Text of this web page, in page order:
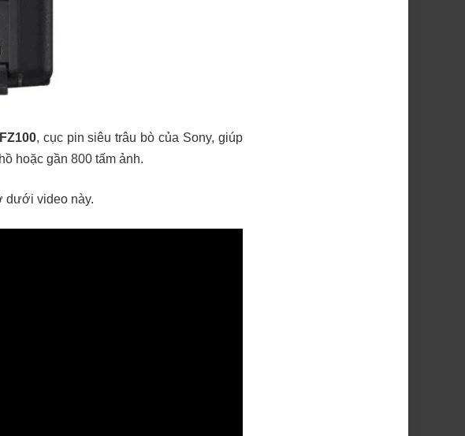
, cục pin siêu trâu bò của Sony, giúp
hoặc gần 800 tấm ảnh.
dưới video này.